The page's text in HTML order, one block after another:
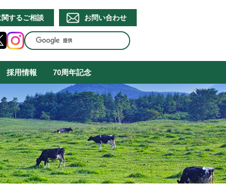
するご相談 お問い合わせ
採用情報 70周年記念